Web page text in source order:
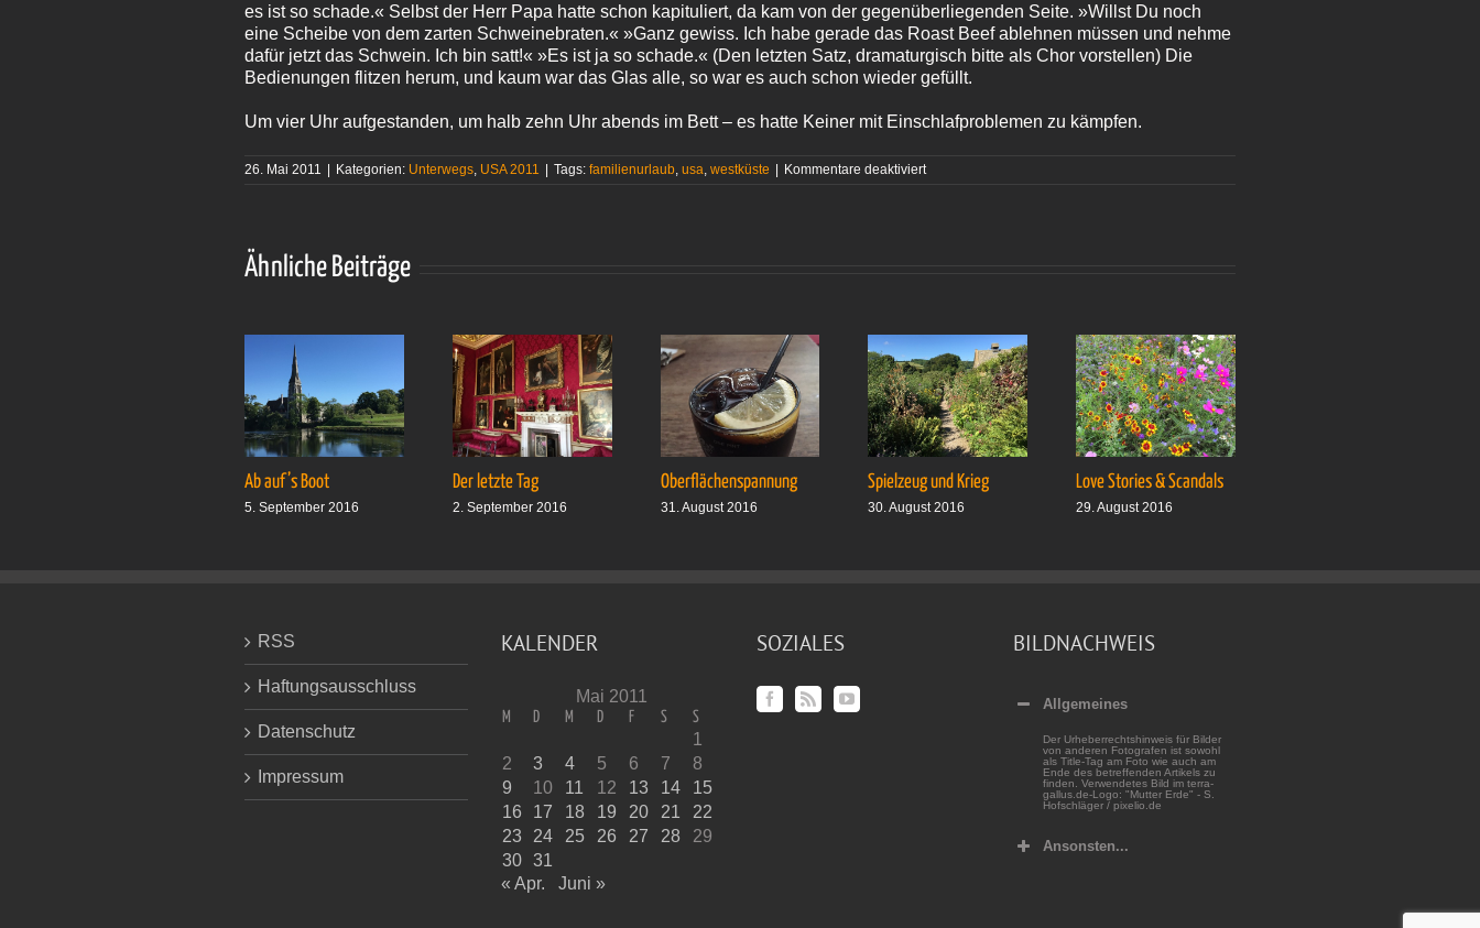
es ist so schade.« Selbst der Herr Papa hatte schon kapituliert, da kam von der gegenüberliegenden Seite. »Willst Du noch
eine Scheibe von dem zarten Schweinebraten.« »Ganz gewiss. Ich habe gerade das Roast Beef ablehnen müssen und nehme
dafür jetzt das Schwein. Ich bin satt!« »Es ist ja so schade.« (Den letzten Satz, dramaturgisch bitte als Chor vorstellen) Die
Bedienungen flitzen herum, und kaum war das Glas alle, so war es auch schon wieder gefüllt.
Um vier Uhr aufgestanden, um halb zehn Uhr abends im Bett – es hatte Keiner mit Einschlafproblemen zu kämpfen.
26. Mai 2011 | Kategorien: Unterwegs USA 2011 | Tags: familienurlaub usa westküste | Kommentare deaktiviertfür
Ähnliche Beiträge
Ab auf’s Boot
5. September 2016
Der letzte Tag
2. September 2016
Oberflächenspannung
31. August 2016
Spielzeug und Krieg
30. August 2016
Love Stories & Scandals
29. August 2016
RSS
Haftungsausschluss
Datenschutz
Impressum
KALENDER
Mai 2011
M D M D F S S
1
2
3 4 5 6 7
8
9
10 11 12 13 14
15
16
17 18 19 20 21
22
23
24 25 26 27 28
29
30
31
« Apr.
Juni »
SOZIALES BILDNACHWEIS
Allgemeines
Der Urheberrechtshinweis für Bilder
von anderen Fotografen ist sowohl
als Title-Tag am Foto wie auch am
Ende des betreffenden Artikels zu
finden. Verwendetes Bild im terra-
gallus.de-Logo: "Mutter Erde" - S.
Hofschläger / pixelio.de
Ansonsten...